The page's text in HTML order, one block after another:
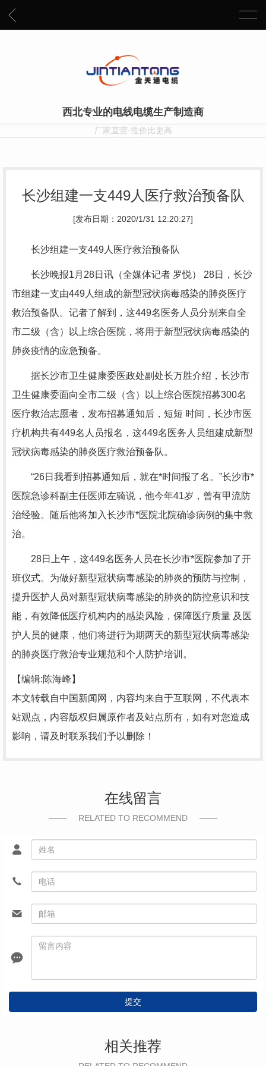
西北专业的电线电缆生产制造商
厂家直营·性价比更高
长沙组建一支449人医疗救治预备队
[发布日期：2020/1/31 12:20:27]
长沙组建一支449人医疗救治预备队
长沙晚报1月28日讯（全媒体记者 罗悦） 28日，长沙
市组建一支由449人组成的新型冠状病毒感染的肺炎医疗
救治预备队。记者了解到，这449名医务人员分别来自全
市二级（含）以上综合医院，将用于新型冠状病毒感染的
肺炎疫情的应急预备。
据长沙市卫生健康委医政处副处长万胜介绍，长沙市
卫生健康委面向全市二级（含）以上综合医院招募300名
医疗救治志愿者，发布招募通知后，短短 时间，长沙市医
疗机构共有449名人员报名，这449名医务人员组建成新型
冠状病毒感染的肺炎医疗救治预备队。
“26日我看到招募通知后，就在*时间报了名。”长沙市*
医院急诊科副主任医师左骑说，他今年41岁，曾有甲流防
治经验。随后他将加入长沙市*医院北院确诊病例的集中救
治。
28日上午，这449名医务人员在长沙市*医院参加了开
班仪式。为做好新型冠状病毒感染的肺炎的预防与控制，
提升医护人员对新型冠状病毒感染的肺炎的防控意识和技
能，有效降低医疗机构内的感染风险，保障医疗质量 及医
护人员的健康，他们将进行为期两天的新型冠状病毒感染
的肺炎医疗救治专业规范和个人防护培训。
【编辑:陈海峰】
本文转载自中国新闻网，内容均来自于互联网，不代表本
站观点，内容版权归属原作者及站点所有，如有对您造成
影响，请及时联系我们予以删除！
在线留言
RELATED TO RECOMMEND
提交
相关推荐